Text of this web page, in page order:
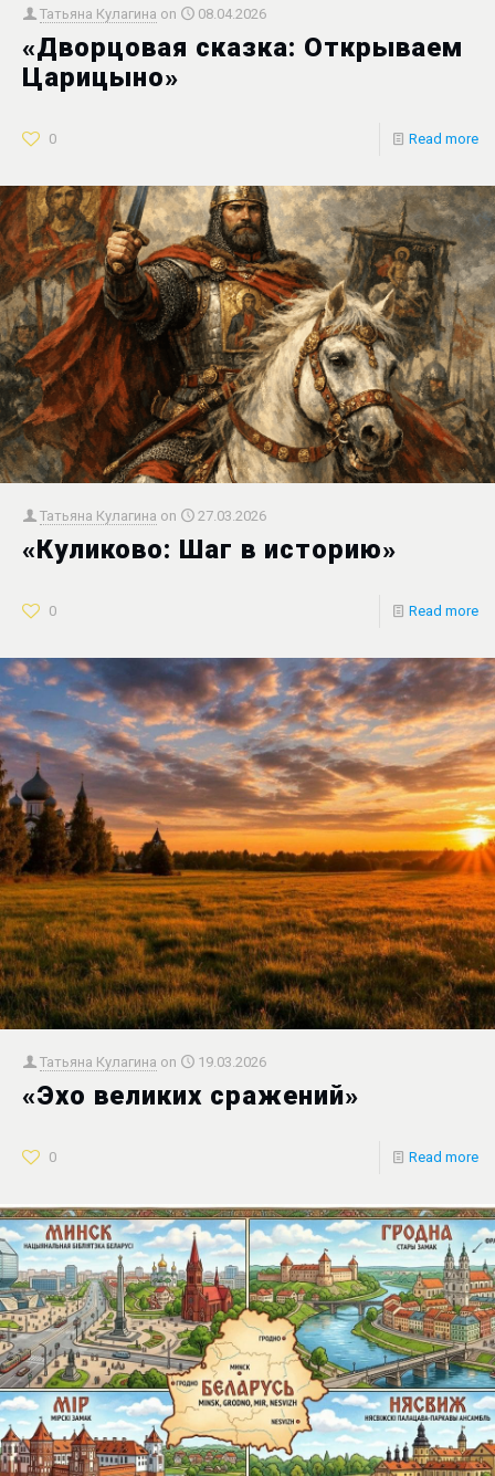
Татьяна Кулагина on 08.04.2026
«Дворцовая сказка: Открываем
Царицыно»
0 Read more
Татьяна Кулагина on 27.03.2026
«Куликово: Шаг в историю»
0 Read more
Татьяна Кулагина on 19.03.2026
«Эхо великих сражений»
0 Read more